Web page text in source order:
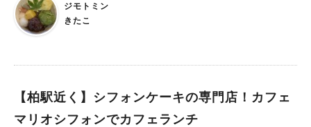
ジモトミン
きたこ
【柏駅近く】シフォンケーキの専門店！カフェ
マリオシフォンでカフェランチ